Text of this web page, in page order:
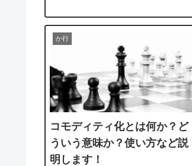
しょうか。この記事では、ケータリン
グの意味や使い方、さまざまな利用シ
ーンについて具体的に解説していきま
す...
か行
コモディティ化とは何か？ど
ういう意味か？使い方など説
明します！